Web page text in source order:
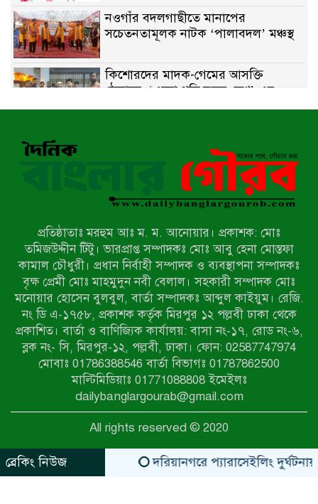
নওগাঁর বদলগাছীতে মানাপের
সচেতনতামূলক নাটক ‘পালাবদল’ মঞ্চস্থ
কিশোরদের মাদক-গেমের আসক্তি
ঠেকাতে, ‘এসো গড়ি নতুন দেশ’-এর
ফুটবল বিতরণ
নন্দীগ্রামে সরকারি খাস জমির রাস্তা দখল,
চলাচলে চরম দুর্ভোগ; ইউএনওর হস্তক্ষেপ
নাটোরের পাটুলে পানিতে ডুবে নন্দীগ্রামের
স্কুলছাত্রের মর্মান্তিক মৃত্যু
সেনাবাহিনীর চাকরি হারিয়ে ভুয়া ডিবি
পুলিশ পরিচয়ে চাঁদাবাজি, গণপিটুনির পর
কারাগারে প্রতারক।
বাঘার সাহিন সরকারের তিন ক্যাটাগরিতে
প্রথম স্থান অর্জন; সংস্কৃতি অঙ্গনেও রয়েছে
তাঁর বহুমুখী প্রতিভা!
আওয়ামী সন্ত্রাসীদের দ্রুত গ্রেফতার ও
বিচারের দাবিতে নীলফামারীতে বিক্ষোভ ও
মানববন্ধন
প্রতিষ্ঠাতাঃ মরহুম আঃ ম. ম. আনোয়ার। প্রকাশক: মোঃ
তমিজউদ্দীন টিটু। ভারপ্রাপ্ত সম্পাদকঃ মোঃ আবু হেনা মোস্তফা
কামাল চৌধুরী। প্রধান নির্বাহী সম্পাদক ও ব্যবস্থাপনা সম্পাদকঃ
বৃক্ষ প্রেমী মোঃ মাহমুদুন নবী বেলাল। সহকারী সম্পাদক মোঃ
মনোয়ার হোসেন বুলবুল, বার্তা সম্পাদকঃ আব্দুল কাইয়ুম। রেজি.
নং ডি এ-১৭৫৮, প্রকাশক কর্তৃক মিরপুর ১২ পল্লবী ঢাকা থেকে
প্রকাশিত। বার্তা ও বাণিজ্যিক কার্যালয়: বাসা নং-১৭, রোড নং-৬,
ব্লক নং- সি, মিরপুর-১২, পল্লবী, ঢাকা। ফোন: 02587747974
মোবাঃ 01786388546 বার্তা বিভাগঃ 01787862500
মাল্টিমিডিয়াঃ 01771088808 ইমেইলঃ
dailybanglargourab@gmail.com
All rights reserved © 2020
ব্রেকিং নিউজ
দরিয়ানগরে প্যারাসেইলিং দুর্ঘটনায়